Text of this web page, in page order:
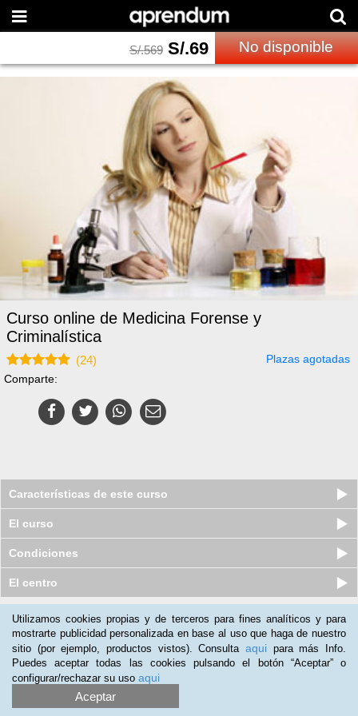
S/.569 S/.69 No disponible
Curso online de Medicina Forense y
Criminalística
(24)
Plazas agotadas
Comparte:
Características de este curso
El curso
Condiciones
El centro
Nuestros clientes opinan:
Romina Perissutti(29-03-2021)
A toda persona interesada en el mundo de la criminalistica, el
curso está muy bien explicado y con bastante material
Utilizamos cookies propias y de terceros para fines analíticos y para
mostrarte publicidad personalizada en base al uso que haga de nuestro
sitio (por ejemplo, productos vistos). Consulta aqui para más Info.
Puedes aceptar todas las cookies pulsando el botón “Aceptar” o
configurar/rechazar su uso aqui
Aceptar